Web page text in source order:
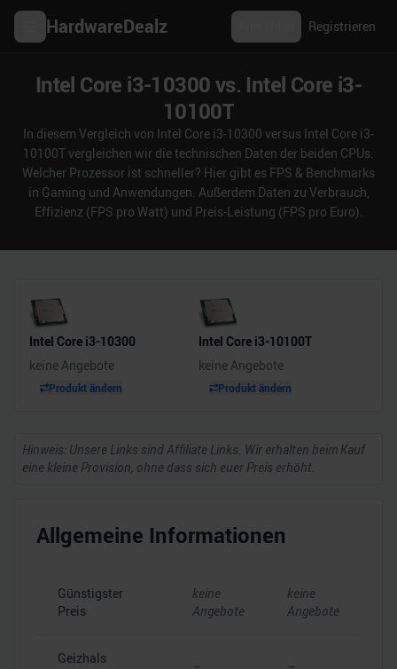
HardwareDealz Registrieren
Intel Core i3-10300 vs. Intel Core i3-
10100T
In diesem Vergleich von Intel Core i3-10300 versus Intel Core i3-
10100T vergleichen wir die technischen Daten der beiden CPUs.
Welcher Prozessor ist schneller? Hier gibt es FPS & Benchmarks
in Gaming und Anwendungen. Außerdem Daten zu Verbrauch,
Effizienz (FPS pro Watt) und Preis-Leistung (FPS pro Euro).
Intel Core i3-10300
keine Angebote
Produkt ändern
Intel Core i3-10100T
keine Angebote
Produkt ändern
Hinweis: Unsere Links sind Affiliate Links. Wir erhalten beim Kauf
eine kleine Provision, ohne dass sich euer Preis erhöht.
Allgemeine Informationen
Günstigster
Preis
keine
Angebote
keine
Angebote
Geizhals